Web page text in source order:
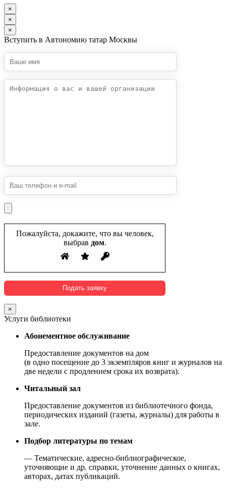
×
×
×
Вступить в Автономию татар Москвы
Пожалуйста, докажите, что вы человек,
выбрав дом.
×
Услуги библиотеки
Абонементное обслуживание
Предоставление документов на дом
(в одно посещение до 3 экземпляров книг и журналов на
две недели с продлением срока их возврата).
Читальный зал
Предоставление документов из библиотечного фонда,
периодических изданий (газеты, журналы) для работы в
зале.
Подбор литературы по темам
— Тематические, адресно-библиографическое,
уточняющие и др. справки, уточнение данных о книгах,
авторах, датах публикаций.